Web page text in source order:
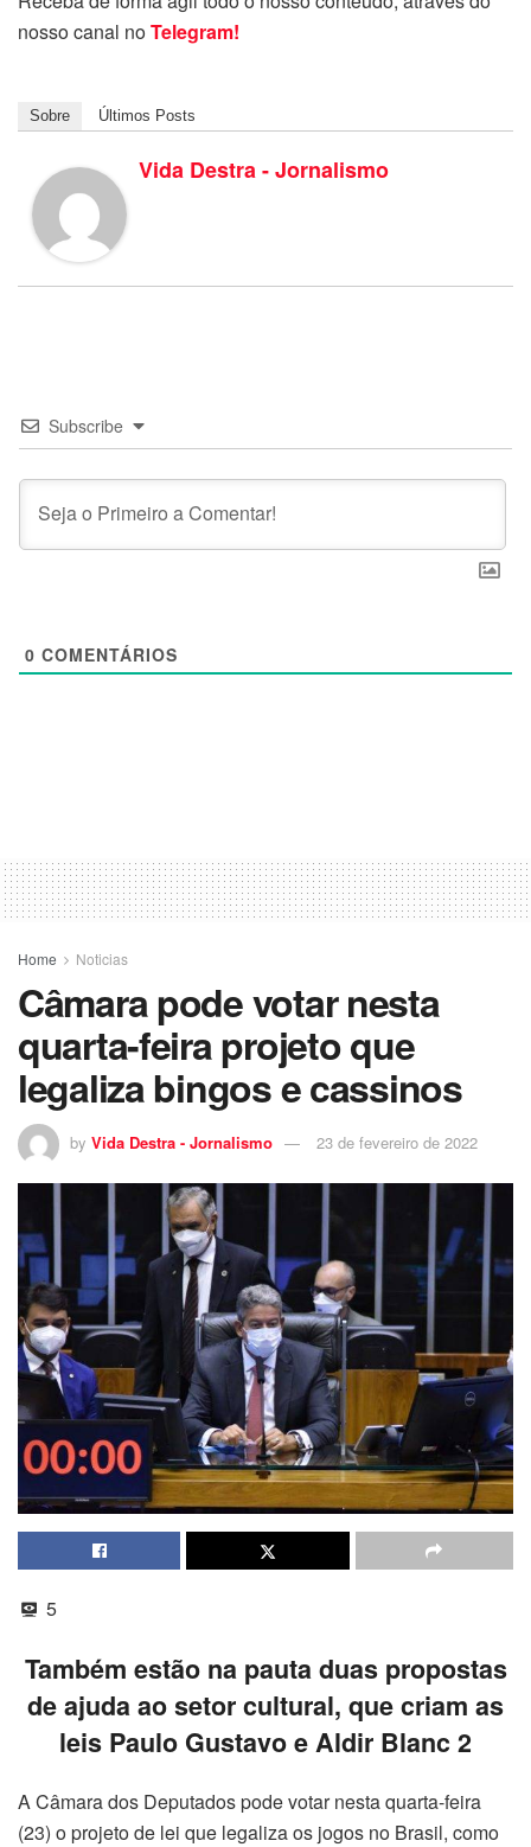
nosso canal noTelegram!
Sobre Últimos Posts
Vida Destra - Jornalismo
Subscribe
0 COMENTÁRIOS
Home Noticias
Câmara pode votar nesta
quarta-feira projeto que
legaliza bingos e cassinos
by Vida Destra - Jornalismo 23 de fevereiro de 2022
5
Também estão na pauta duas propostas
de ajuda ao setor cultural, que criam as
leis Paulo Gustavo e Aldir Blanc 2
A Câmara dos Deputados pode votar nesta quarta-feira
(23) o projeto de lei que legaliza os jogos no Brasil, como